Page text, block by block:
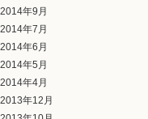
2014年9月
2014年7月
2014年6月
2014年5月
2014年4月
2013年12月